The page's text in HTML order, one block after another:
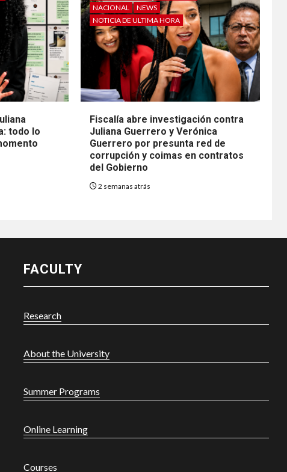
todo lo
NACIONAL
NEWS
NOTICIA DE ULTIMA HORA
Fiscalía abre investigación contra
Juliana Guerrero y Verónica
Guerrero por presunta red de
corrupción y coimas en contratos
del Gobierno
2 semanas atrás
FACULTY
Research
About the University
Summer Programs
Online Learning
Courses